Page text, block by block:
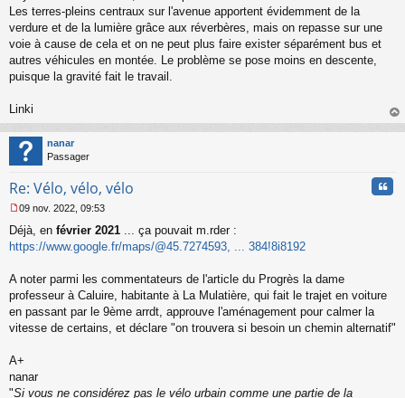
Les terres-pleins centraux sur l'avenue apportent évidemment de la
verdure et de la lumière grâce aux réverbères, mais on repasse sur une
voie à cause de cela et on ne peut plus faire exister séparément bus et
autres véhicules en montée. Le problème se pose moins en descente,
puisque la gravité fait le travail.
Linki
au
nanar
Passager
Re: Vélo, vélo, vélo
e
s
g
e
n
o
u
09 nov. 2022, 09:53
Déjà, en février 2021 ... ça pouvait m.rder :
https://www.google.fr/maps/@45.7274593, ... 384!8i8192
A noter parmi les commentateurs de l'article du Progrès la dame
professeur à Caluire, habitante à La Mulatière, qui fait le trajet en voiture
en passant par le 9ème arrdt, approuve l'aménagement pour calmer la
vitesse de certains, et déclare "on trouvera si besoin un chemin alternatif"
A+
nanar
"Si vous ne considérez pas le vélo urbain comme une partie de la